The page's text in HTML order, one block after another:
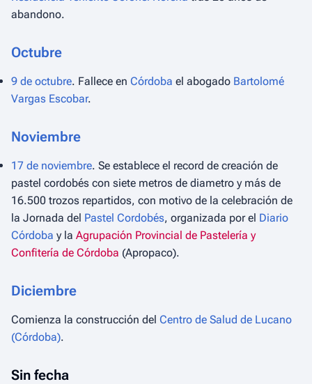
abandono.
Octubre
9 de octubre. Fallece en Córdoba el abogado Bartolomé
Vargas Escobar.
Noviembre
17 de noviembre. Se establece el record de creación de
pastel cordobés con siete metros de diametro y más de
16.500 trozos repartidos, con motivo de la celebración de
la Jornada del Pastel Cordobés, organizada por el Diario
Córdoba y la Agrupación Provincial de Pastelería y
Confitería de Córdoba (Apropaco).
Diciembre
Comienza la construcción del Centro de Salud de Lucano
(Córdoba).
Sin fecha